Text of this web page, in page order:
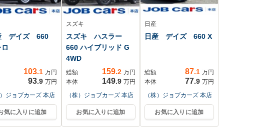
デイズ 660
103.1 万円
93.9 万円
）ジョブカーズ 本店
気に入りに追加
スズキ
スズキ ハスラー
660 ハイブリッド G
4WD
総額 159.2 万円
本体
149.9 万円
（株）ジョブカーズ 本店
お気に入りに追加
日産
日産 デイズ 660 X
総額 87.1 万円
本体
77.9 万円
（株）ジョブカーズ 本店
お気に入りに追加